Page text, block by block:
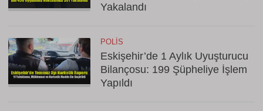
Yakalandı
POLIS
Eskişehir’de 1 Aylık Uyuşturucu
Bilançosu: 199 Şüpheliye İşlem
Yapıldı